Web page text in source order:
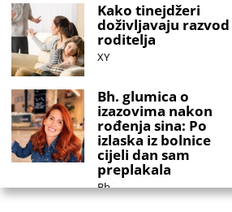
Kako tinejdžeri
doživljavaju razvod
roditelja
XY
Bh. glumica o
izazovima nakon
rođenja sina: Po
izlaska iz bolnice
cijeli dan sam
preplakala
Bh.